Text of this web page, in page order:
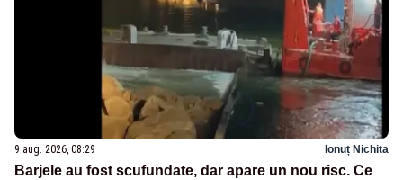
9 aug. 2026, 08:29 Ionuț Nichita
Barjele au fost scufundate, dar apare un nou risc. Ce